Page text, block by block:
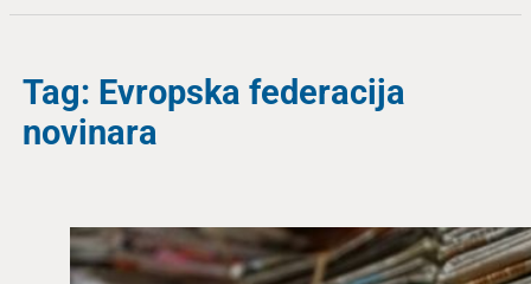
Tag: Evropska federacija
novinara